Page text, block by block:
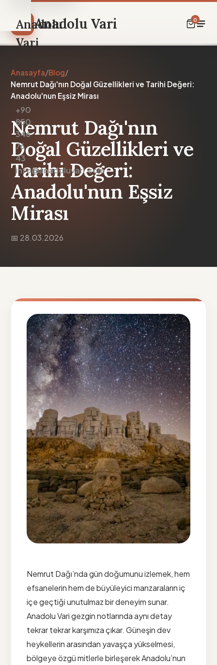
Anadolu Vari 0
Anadolu
Vari
Ana
Sayfa
Hikayemiz
Rehber
Anadolu
Güncesi
Dükkan
İletişim
+90
850
346
76
43
info@anadoluvari.com
Anasayfa/Blog/
Nemrut Dağı'nın Doğal Güzellikleri ve Tarihi Değeri:
Anadolu'nun Eşsiz Mirası
Nemrut Dağı'nın
Doğal Güzellikleri ve
Tarihi Değeri:
Anadolu'nun Eşsiz
Mirası
📅 28.03.2026
Nemrut Dağı’nda gün doğumunu izlemek, hem
efsanelerin hem de büyüleyici manzaraların iç
içe geçtiği unutulmaz bir deneyim sunar.
Anadolu Vari gezgin notlarında aynı detay
tekrar tekrar karşımıza çıkar. Güneşin dev
heykellerin arasından yavaşça yükselmesi,
bölgeye özgü mitlerle birleşerek Anadolu’nun